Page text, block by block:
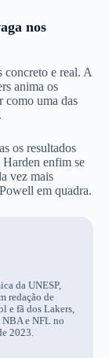
nos
concreto e real. A
anima os
como uma das
os resultados
Harden enfim se
vez mais
em quadra.
da UNESP,
redação de
e fã dos Lakers,
e NFL no
2023.